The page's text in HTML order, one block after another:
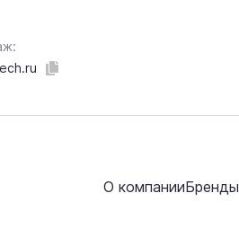
О компанииБренды